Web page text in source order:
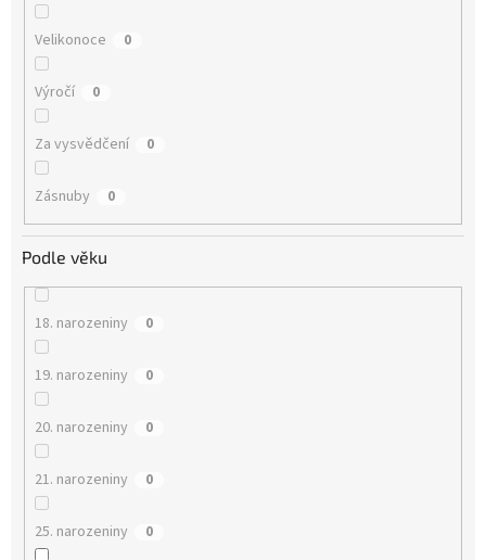
Velikonoce 0
Výročí 0
Za vysvědčení 0
Zásnuby 0
Podle věku
18. narozeniny 0
19. narozeniny 0
20. narozeniny 0
21. narozeniny 0
25. narozeniny 0